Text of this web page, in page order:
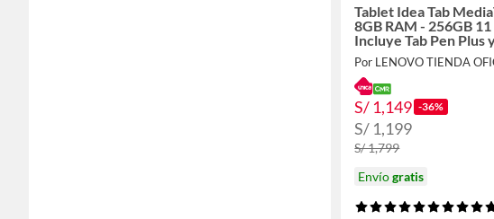
Tablet Idea Tab
8GB RAM - 256GB 11
Incluye Tab Pen Plus
Funda Teclado Folio
Por LENOVO TIENDA
S/ 1,149 -36%
S/ 1,199
S/ 1,799
Envíogratis